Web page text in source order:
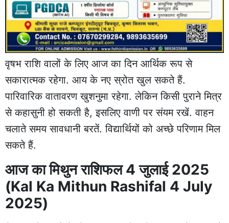
वृषभ राशि वालों के लिए आज का दिन आर्थिक रूप से
सकारात्मक रहेगा. आय के नए स्रोत खुल सकते हैं.
पारिवारिक वातावरण खुशनुमा रहेगा. लेकिन किसी पुराने मित्र
से कहासुनी हो सकती है, इसलिए वाणी पर संयम रखें. वाहन
चलाते समय सावधानी बरतें. विद्यार्थियों को अच्छे परिणाम मिल
सकते हैं.
आज का मिथुन राशिफल 4 जुलाई 2025
(Kal Ka Mithun Rashifal 4 July
2025)